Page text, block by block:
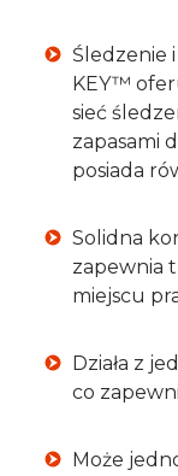
Śledzenie
KEY™
sieć
zapasami
posiada
Solidna
zapewnia
miejscu
Działa z
co
Może